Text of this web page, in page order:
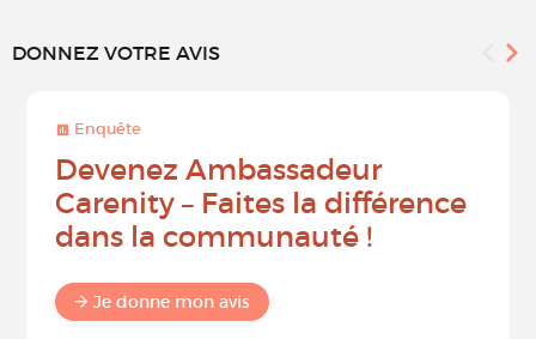
DONNEZ VOTRE AVIS
Enquête
Devenez Ambassadeur
Carenity – Faites la différence
dans la communauté !
Je donne mon avis